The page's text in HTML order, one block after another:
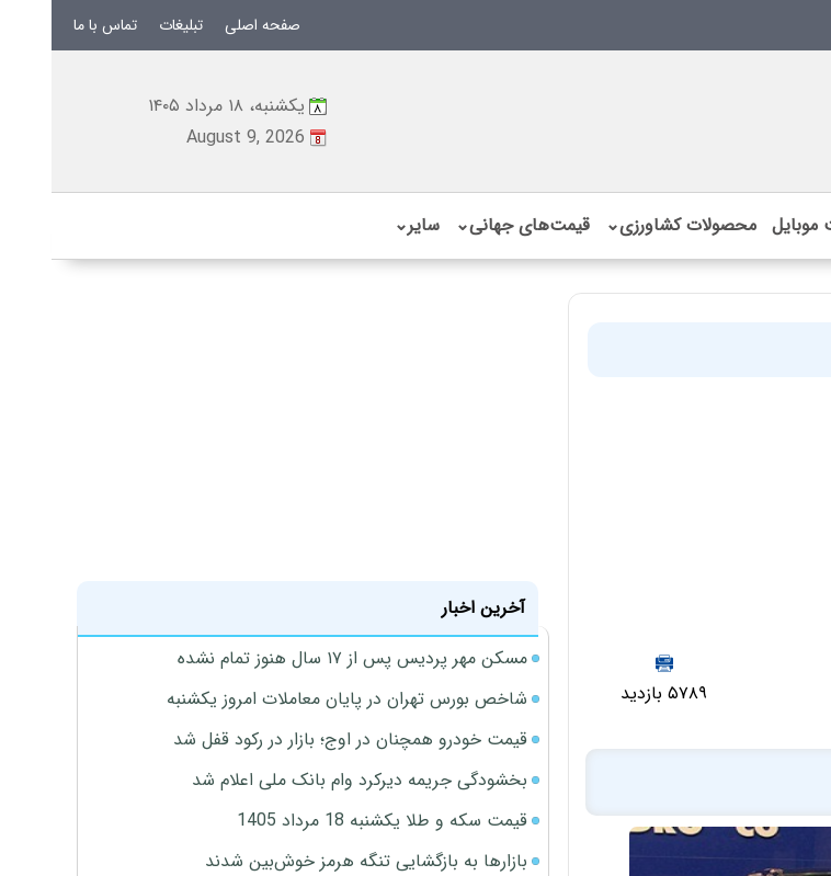
صفحه اصلی تبلیغات تماس با ما
یکشنبه، ۱۸ مرداد ۱۴۰۵
August 9, 2026
موبایل محصولات کشاورزی⌄ قیمت‌های جهانی⌄ سایر⌄
۵۷۸۹ بازدید
آخرین اخبار
مسکن مهر پردیس پس از ۱۷ سال هنوز تمام نشده
شاخص بورس تهران در پایان معاملات امروز یکشنبه
قیمت خودرو همچنان در اوج؛ بازار در رکود قفل شد
بخشودگی جریمه دیرکرد وام بانک ملی اعلام شد
قیمت سکه و طلا یکشنبه 18 مرداد 1405
بازارها به بازگشایی تنگه هرمز خوش‌بین شدند